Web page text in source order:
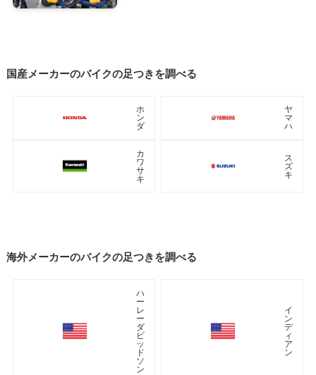
国産メーカーのバイクの足つきを調べる
ホ
ン
ダ
ヤ
マ
ハ
カ
ワ
サ
キ
ス
ズ
キ
海外メーカーのバイクの足つきを調べる
ハ
ー
レ
ー
ダ
ビ
ッ
ド
ソ
ン
イ
ン
デ
ィ
ア
ン